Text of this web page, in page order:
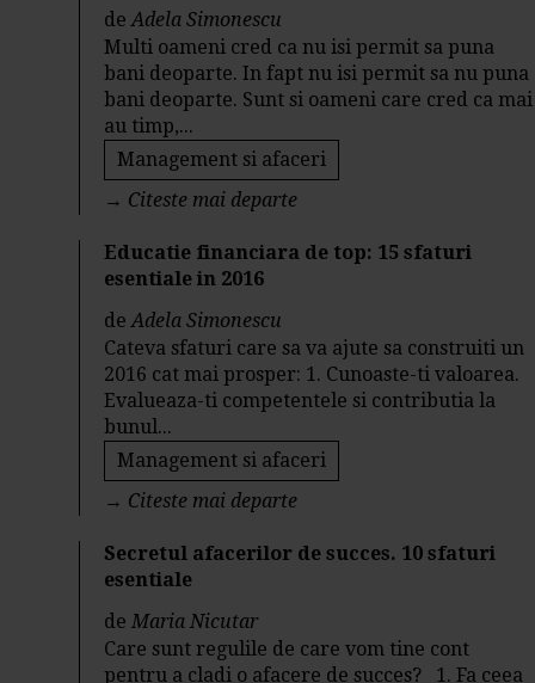
deAdela Simonescu
Multi oameni cred ca nu isi permit sa puna
bani deoparte. In fapt nu isi permit sa nu puna
bani deoparte. Sunt si oameni care cred ca mai
au timp,...
Management si afaceri
→ Citeste mai departe
Educatie financiara de top: 15 sfaturi
esentiale in 2016
deAdela Simonescu
Cateva sfaturi care sa va ajute sa construiti un
2016 cat mai prosper: 1. Cunoaste-ti valoarea.
Evalueaza-ti competentele si contributia la
bunul...
Management si afaceri
→ Citeste mai departe
Secretul afacerilor de succes. 10 sfaturi
esentiale
deMaria Nicutar
Care sunt regulile de care vom tine cont
pentru a cladi o afacere de succes? 1. Fa ceea